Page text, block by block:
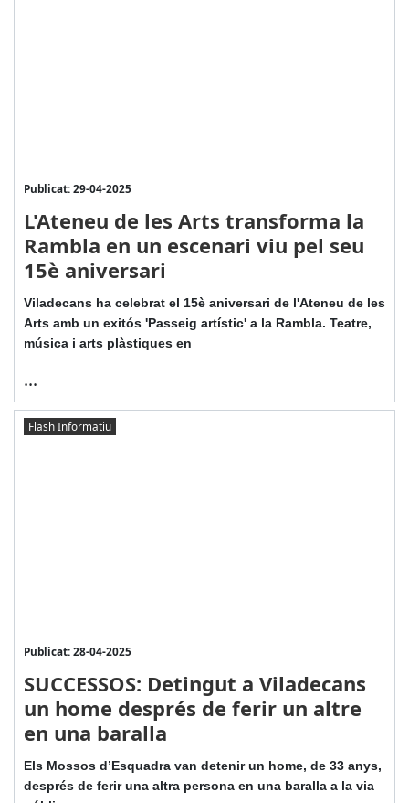
Publicat: 29-04-2025
L'Ateneu de les Arts transforma la
Rambla en un escenari viu pel seu
15è aniversari
Viladecans ha celebrat el 15è aniversari de l'Ateneu de les
Arts amb un exitós 'Passeig artístic' a la Rambla. Teatre,
música i arts plàstiques en
...
Flash Informatiu
Publicat: 28-04-2025
SUCCESSOS: Detingut a Viladecans
un home després de ferir un altre
en una baralla
Els Mossos d’Esquadra van detenir un home, de 33 anys,
després de ferir una altra persona en una baralla a la via